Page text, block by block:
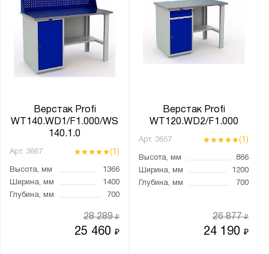
Верстак Profi
WT140.WD1/F1.000/WS
140.1.0
Арт. 3667 (1)
Высота, мм
1366
Ширина, мм
1400
Глубина, мм
700
25 460₽
28 289₽
Верстак Profi
WT120.WD2/F1.000
Арт. 3657 (1)
Высота, мм
866
Ширина, мм
1200
Глубина, мм
700
24 190₽
26 877₽
Gresson
Диком
Метех
ПАКС-Металл
Предприятие ДВК
Промет
Викинг